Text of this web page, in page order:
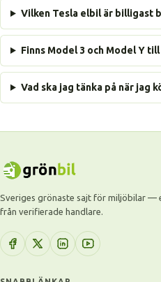
Vilken Tesla elbil är billigast
Finns Model 3 och Model Y till
Vad ska jag tänka på när jag
Sveriges grönaste sajt för miljöbilar —
från verifierade handlare.